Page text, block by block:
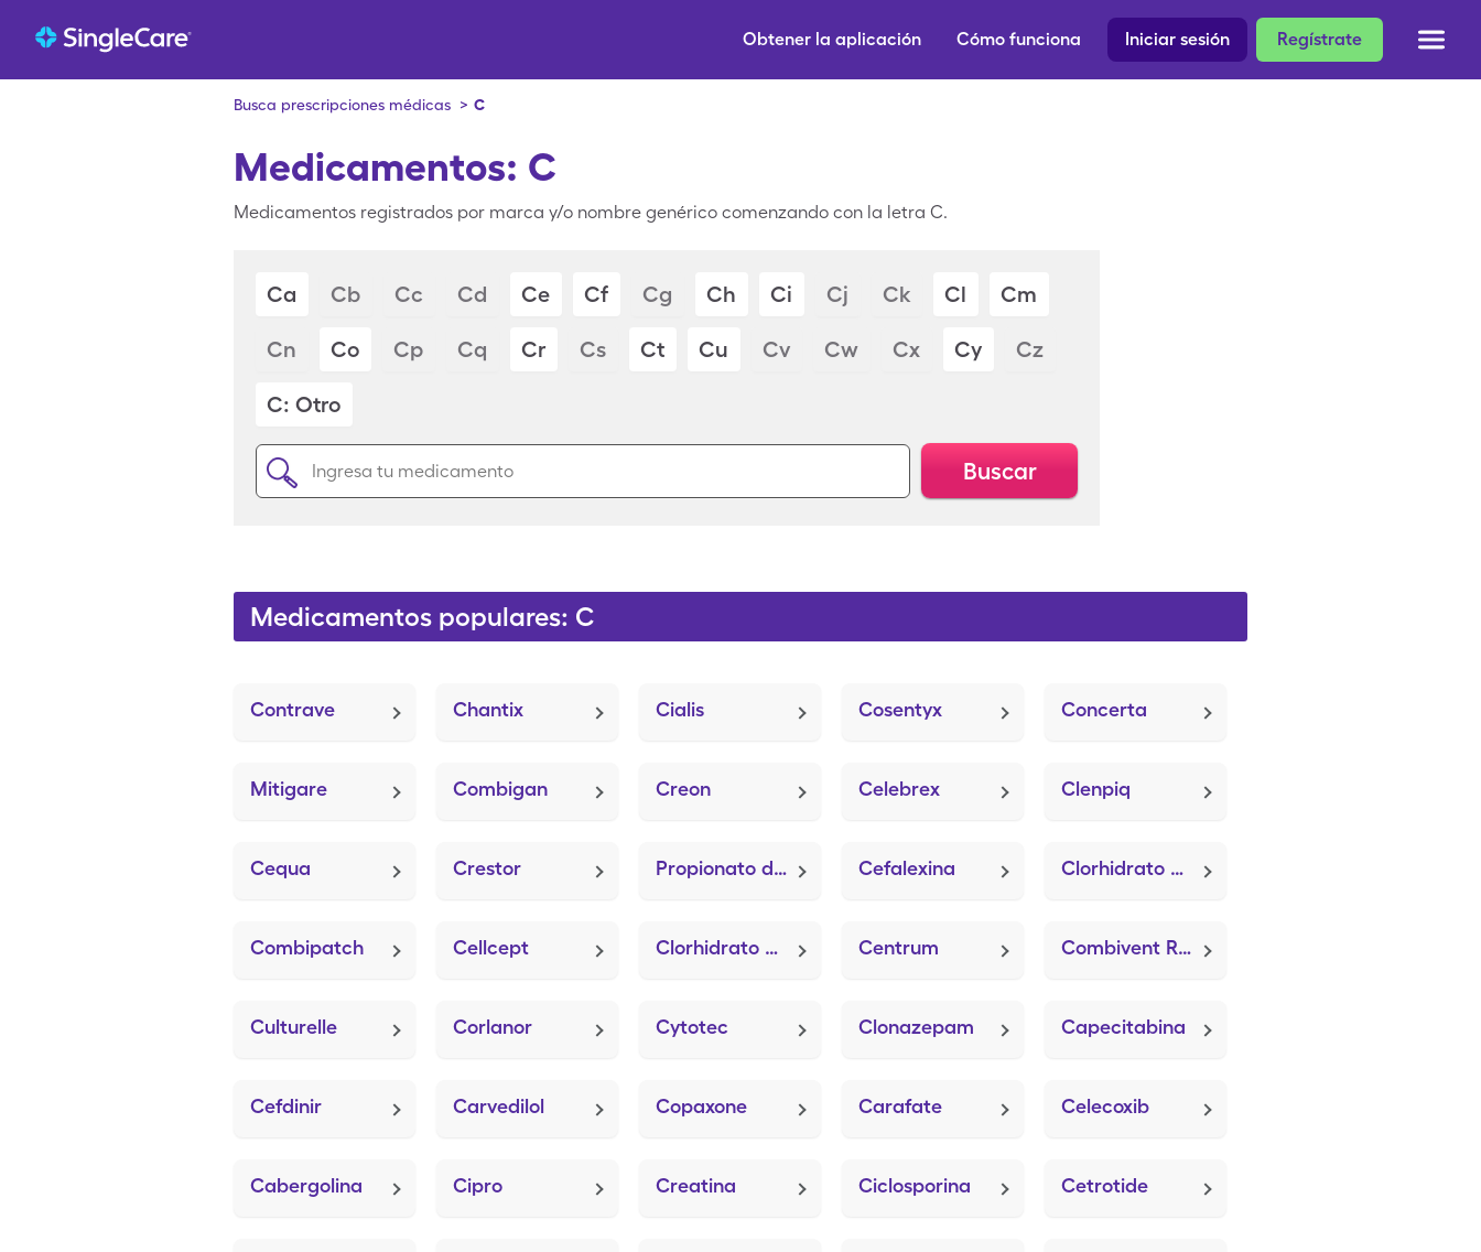
Regístrate
Iniciar sesión
Cómo funciona
Obtener la aplicación
Busca prescripciones médicas > C
Medicamentos: C
Medicamentos registrados por marca y/o nombre genérico comenzando con la letra C.
Ca Cb Cc Cd Ce Cf Cg Ch Ci Cj Ck Cl Cm
Cn Co Cp Cq Cr Cs Ct Cu Cv Cw Cx Cy Cz
C: Otro
Buscar
Medicamentos populares: C
Contrave Chantix Cialis Cosentyx Concerta
Mitigare Combigan Creon Celebrex Clenpiq
Cequa Crestor Propionato de Clobetasol Cefalexina Clorhidrato de ciprofloxacina
Combipatch Cellcept Clorhidrato de ciclobenzaprina Centrum Combivent Respimat
Culturelle Corlanor Cytotec Clonazepam Capecitabina
Cefdinir Carvedilol Copaxone Carafate Celecoxib
Cabergolina Cipro Creatina Ciclosporina Cetrotide